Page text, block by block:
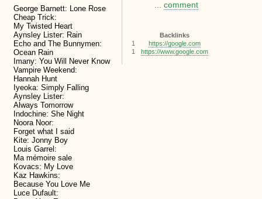
George Barnett: Lone Rose
Cheap Trick:
My Twisted Heart
Aynsley Lister: Rain
Echo and The Bunnymen:
Ocean Rain
Imany: You Will Never Know
Vampire Weekend:
Hannah Hunt
Iyeoka: Simply Falling
Aynsley Lister:
Always Tomorrow
Indochine: She Night
Noora Noor:
Forget what I said
Kite: Jonny Boy
Louis Garrel:
Ma mémoire sale
Kovacs: My Love
Kaz Hawkins:
Because You Love Me
Luce Dufault:
... comment
Backlinks
1
https://google.com
1
https://www.google.com